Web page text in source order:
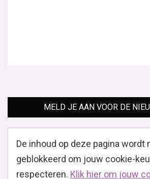
MELD JE AAN VOOR DE
De inhoud op deze pagina wordt
geblokkeerd om jouw cookie-
respecteren. Klik hier om jouw